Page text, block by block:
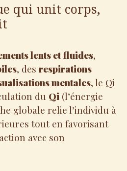
qui unit corps,
lents et fluides,
, des respirations
mentales, le Qi
du Qi (l’énergie
globale relie l’individu à
tout en favorisant
avec son